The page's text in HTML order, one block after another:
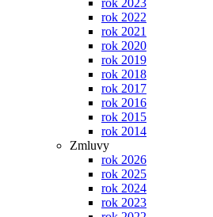
rok 2023
rok 2022
rok 2021
rok 2020
rok 2019
rok 2018
rok 2017
rok 2016
rok 2015
rok 2014
Zmluvy
rok 2026
rok 2025
rok 2024
rok 2023